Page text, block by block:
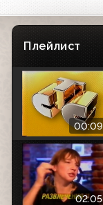
Плейлист
02:05
00:09
02:05